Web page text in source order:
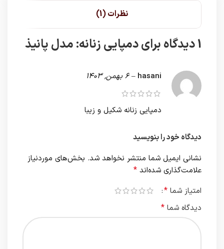
نظرات (1)
1 دیدگاه برای دمپایی زنانه: مدل پانیذ
hasani
– 6 بهمن, 1403
دمپایی زنانه شکیل و زیبا
دیدگاه خود را بنویسید
نشانی ایمیل شما منتشر نخواهد شد. بخش‌های موردنیاز
علامت‌گذاری شده‌اند *
امتیاز شما *
دیدگاه شما *